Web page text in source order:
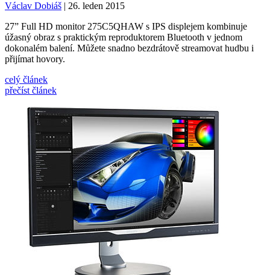
Václav Dobiáš | 26. leden 2015
27” Full HD monitor 275C5QHAW s IPS displejem kombinuje
úžasný obraz s praktickým reproduktorem Bluetooth v jednom
dokonalém balení. Můžete snadno bezdrátově streamovat hudbu i
přijímat hovory.
celý článek
přečíst článek